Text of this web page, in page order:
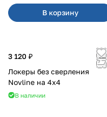
В корзину
3 120 ₽
Локеры без сверления
Novline на 4х4
В наличии